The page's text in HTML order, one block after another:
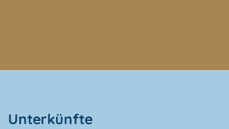
Unterkünfte